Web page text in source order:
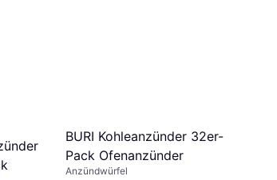
BURI Kohleanzünder 32er-
Pack Ofenanzünder
Anzündwürfel